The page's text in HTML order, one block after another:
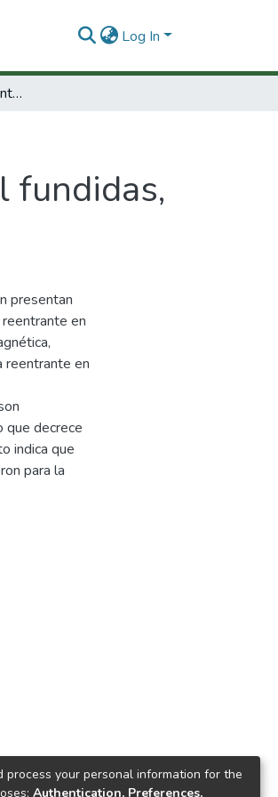
Log In
Estudio del comportamiento mecánico, magnético y a la corrosión de aleaciones Fe-M n-Al fundidas, sinterizadas y mecánicamente aleadas
fundidas,
presentan
en
reentrante en
que decrece
indica que
para la
process your personal information for the
Authentication, Preferences,